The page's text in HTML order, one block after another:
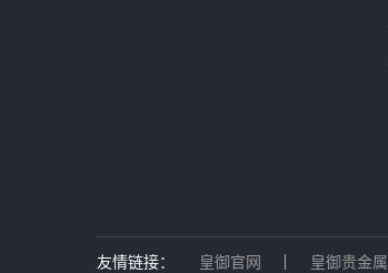
友情链接： 皇御官网 皇御贵金属